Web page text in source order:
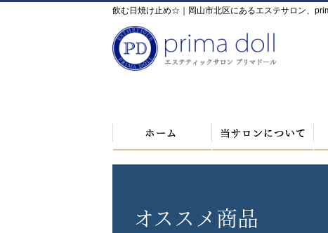
飲む日焼け止め☆｜岡山市北区にあるエステサロン、
オススメ商品